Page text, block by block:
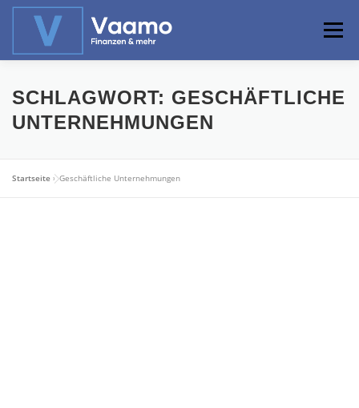
Zum
Menü
ABOUT ONLINE-RECHNER BASISWISSEN
SCHLAGWORT: GESCHÄFTLICHE
UNTERNEHMUNGEN
Startseite »Geschäftliche Unternehmungen